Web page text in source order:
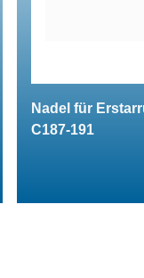
Nadel für
C187-191